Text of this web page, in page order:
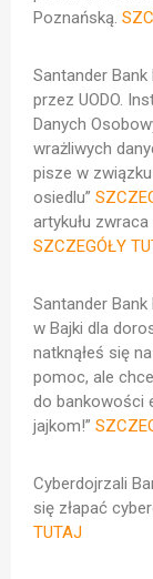
Poznańską.
Santander
przez UODO.
Danych
wrażliwych
pisze w
osiedlu”
artykułu zwraca
SZCZEGÓŁY
Santander
w Bajki dla
natknąłeś się
pomoc, ale
do bankowości
jajkom!”
Cyberdojrzali
się złapać
TUTAJ